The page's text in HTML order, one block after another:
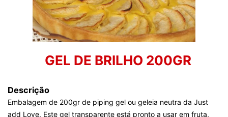
GEL DE BRILHO 200GR
Descrição
Embalagem de 200gr de piping gel ou geleia neutra da Just
add Love. Este gel transparente está pronto a usar em fruta,